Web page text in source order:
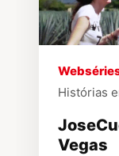
▶
Histórias
Vegas